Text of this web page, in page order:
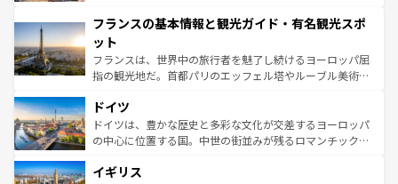
ませてくれるイタリアで、忘れられない旅をしてみよう！
なお、新着のイタリア情報は
しい。
文化が根付くこの国では、情熱的なフラメンコ、熱気あふ
れる闘牛、そして美味しいタパスが生活の一部となってい
る。首都マドリードの洗練された雰囲気や、バルセロナの
アートに溢れた街角から、地方では古代ローマ遺跡や中世
せる。地方によって風土や気候が異なるスペインはその個
性で訪れる人を魅了する。 なお、新着のスペイン情報は コ
ンテンツ一覧を参照してほしい。
フランスの基本情報と観光ガイド・有名観光スポ
ット
フランスは、世界中の旅行者を魅了し続けるヨーロッパ屈
指の観光地だ。首都パリのエッフェル塔やルーブル美術館
で、幅広い魅力が詰まっている。華麗な宮殿、歴史的な大
聖堂、美しいビーチ、そして豊かな自然が、訪れる者を心
から魅了する。また、フランスは美食の国としても知ら
いる。シャンパンの発祥地であるランス、プロヴァンスの
ドイツ
ドイツは、豊かな歴史と多彩な文化が交差するヨーロッパ
の中心に位置する国。中世の街並みが残るロマンチック街
顔を持つこの国は、どこを歩いても飽きることがない。ベ
イギリス